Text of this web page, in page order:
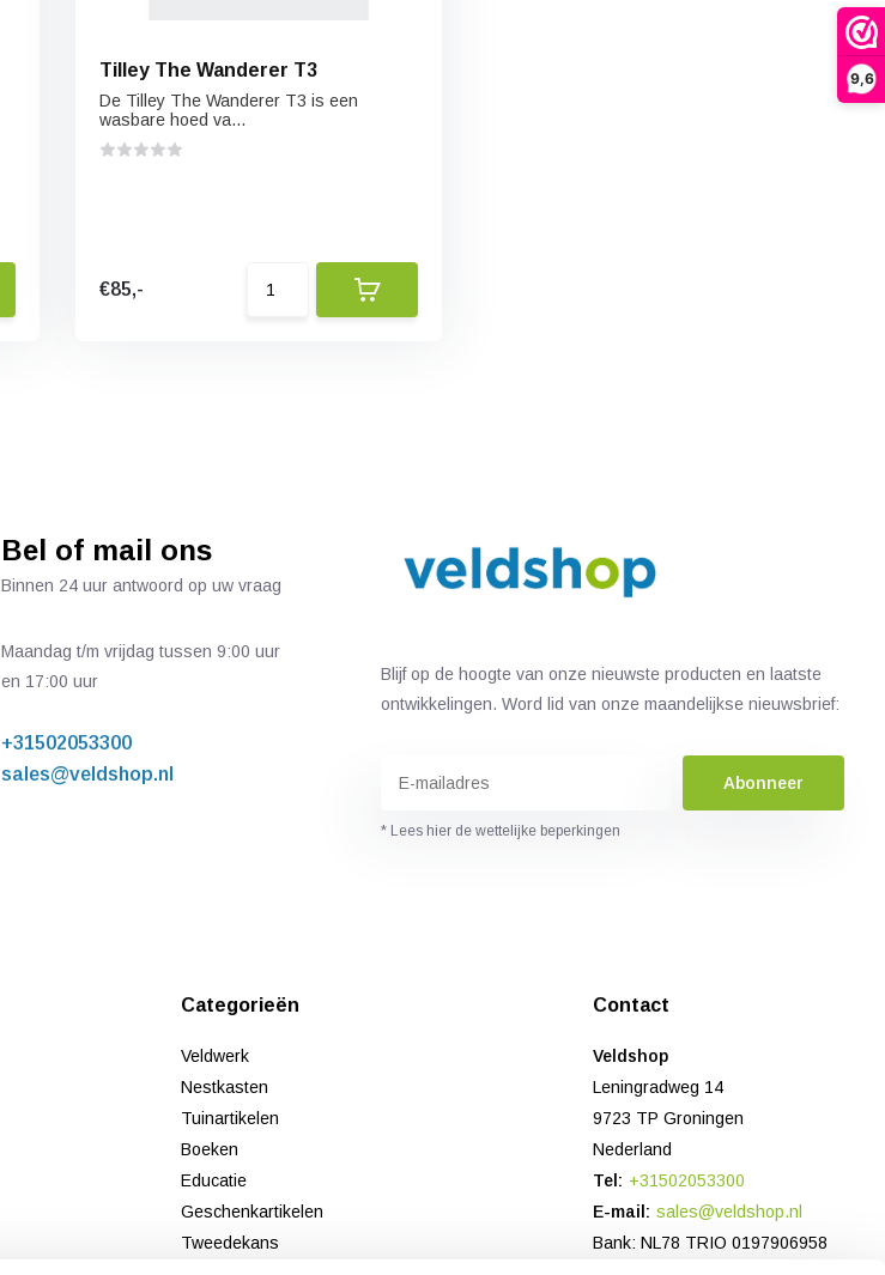
9,6
Tilley The Wanderer T3
De Tilley The Wanderer T3 is een
wasbare hoed va...
€85,-
Bel of mail ons
Binnen 24 uur antwoord op uw vraag
Maandag t/m vrijdag tussen 9:00 uur
en 17:00 uur
+31502053300
sales@veldshop.nl
Blijf op de hoogte van onze nieuwste producten en laatste
ontwikkelingen. Word lid van onze maandelijkse nieuwsbrief:
Abonneer
* Lees hier de wettelijke beperkingen
Categorieën
Veldwerk
Nestkasten
Tuinartikelen
Boeken
Educatie
Geschenkartikelen
Tweedekans
Contact
Veldshop
Leningradweg 14
9723 TP Groningen
Nederland
Tel: +31502053300
E-mail: sales@veldshop.nl
Bank: NL78 TRIO 0197906958